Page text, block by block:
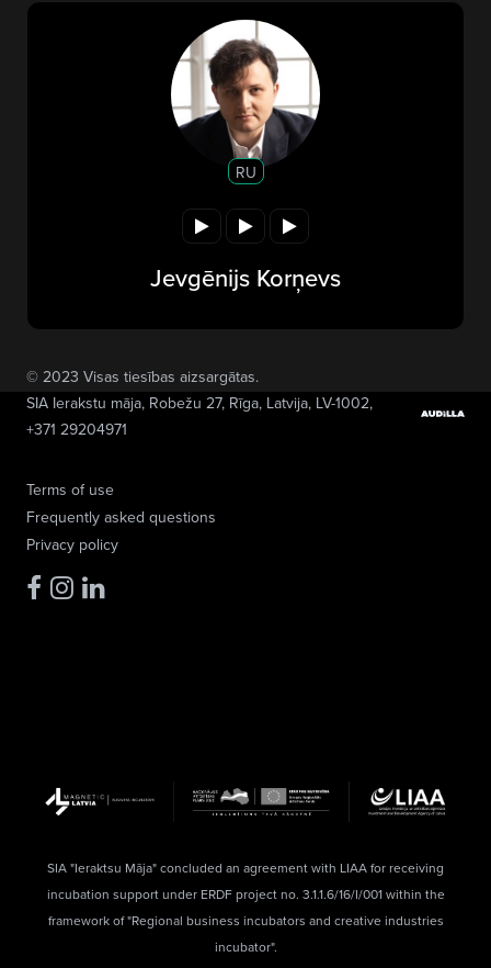
RU
Jevgēnijs Korņevs
Terms of use
Frequently asked questions
Privacy policy
© 2023 Visas tiesības aizsargātas.
SIA Ierakstu māja, Robežu 27, Rīga, Latvija, LV-1002,
+371 29204971
SIA "Ieraktsu Māja" concluded an agreement with LIAA for receiving
incubation support under ERDF project no. 3.1.1.6/16/I/001 within the
framework of "Regional business incubators and creative industries
incubator".